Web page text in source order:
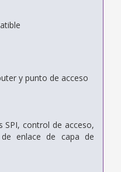
y punto de acceso
SPI, control de acceso,
enlace de capa de